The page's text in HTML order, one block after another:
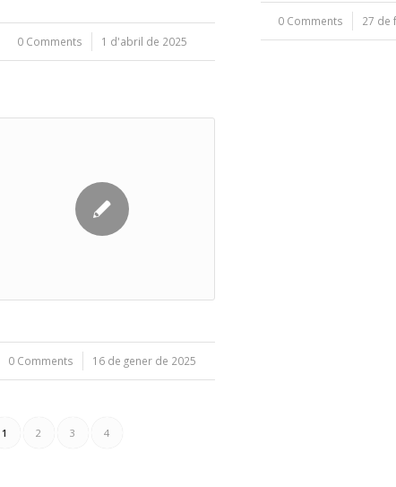
0 Comments
/ 1 d'abril de 2025
0 Comments
/ 27 de
0 Comments
/ 16 de gener de 2025
1 2 3 4